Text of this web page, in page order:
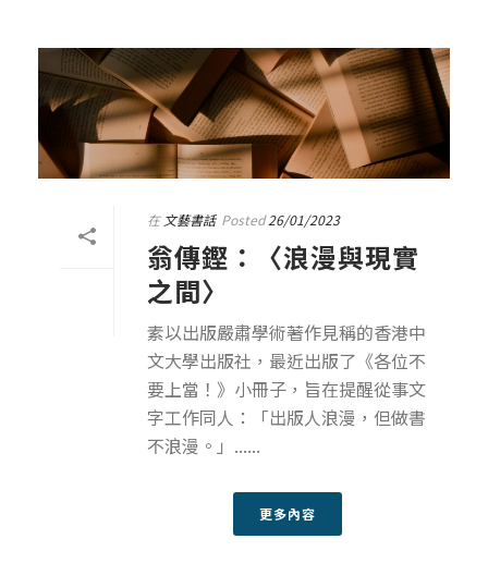
在 文藝書話 Posted 26/01/2023
翁傳鏗：〈浪漫與現實
之間〉
素以出版嚴肅學術著作見稱的香港中
文大學出版社，最近出版了《各位不
要上當！》小冊子，旨在提醒從事文
字工作同人：「出版人浪漫，但做書
不浪漫。」......
更多內容